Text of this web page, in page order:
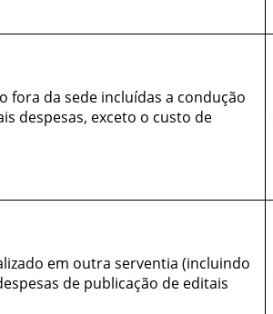
fora da sede incluídas a condução
despesas, exceto o custo de
em outra serventia (incluindo
de publicação de editais